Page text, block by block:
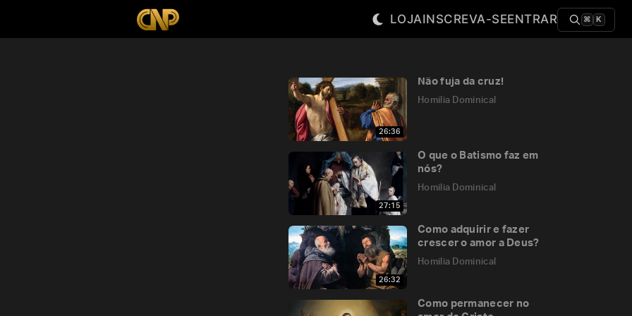
LOJAINSCREVA-SEENTRAR ⌘ K
26:36
Não fuja da cruz!
Homilia Dominical
27:15
O que o Batismo faz em
nós?
Homilia Dominical
26:32
Como adquirir e fazer
crescer o amor a Deus?
Homilia Dominical
Como permanecer no